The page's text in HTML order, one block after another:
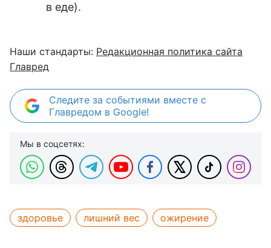
в еде).
Наши стандарты: Редакционная политика сайта
Главред
Следите за событиями вместе с
Главредом в Google!
Мы в соцсетях:
здоровье лишний вес ожирение